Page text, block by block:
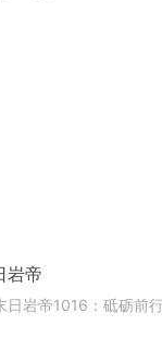
岩帝
日岩帝1016：砥砺前